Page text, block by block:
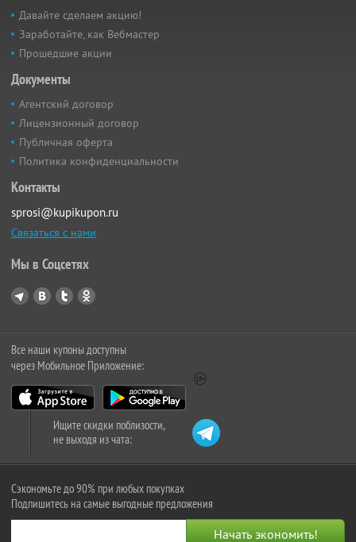
Давайте сделаем акцию!
Заработайте, как Вебмастер
Прошедшие акции
Документы
Агентский договор
Лицензионный договор
Публичная оферта
Политика конфиденциальности
Контакты
sprosi@kupikupon.ru
Связаться с нами
Мы в Соцсетях
Все наши купоны доступны
через Мобильное Приложение:
Ищите скидки поблизости,
не выходя из чата:
Сэкономьте до 90% при любых покупках
Подпишитесь на самые выгодные предложения